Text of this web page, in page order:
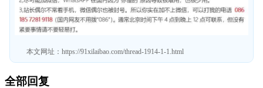
本文网址： https://91xilaibao.com/thread-1914-1-1.html
全部回复